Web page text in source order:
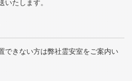
いたします。
できない方は弊社霊安室をご案内い